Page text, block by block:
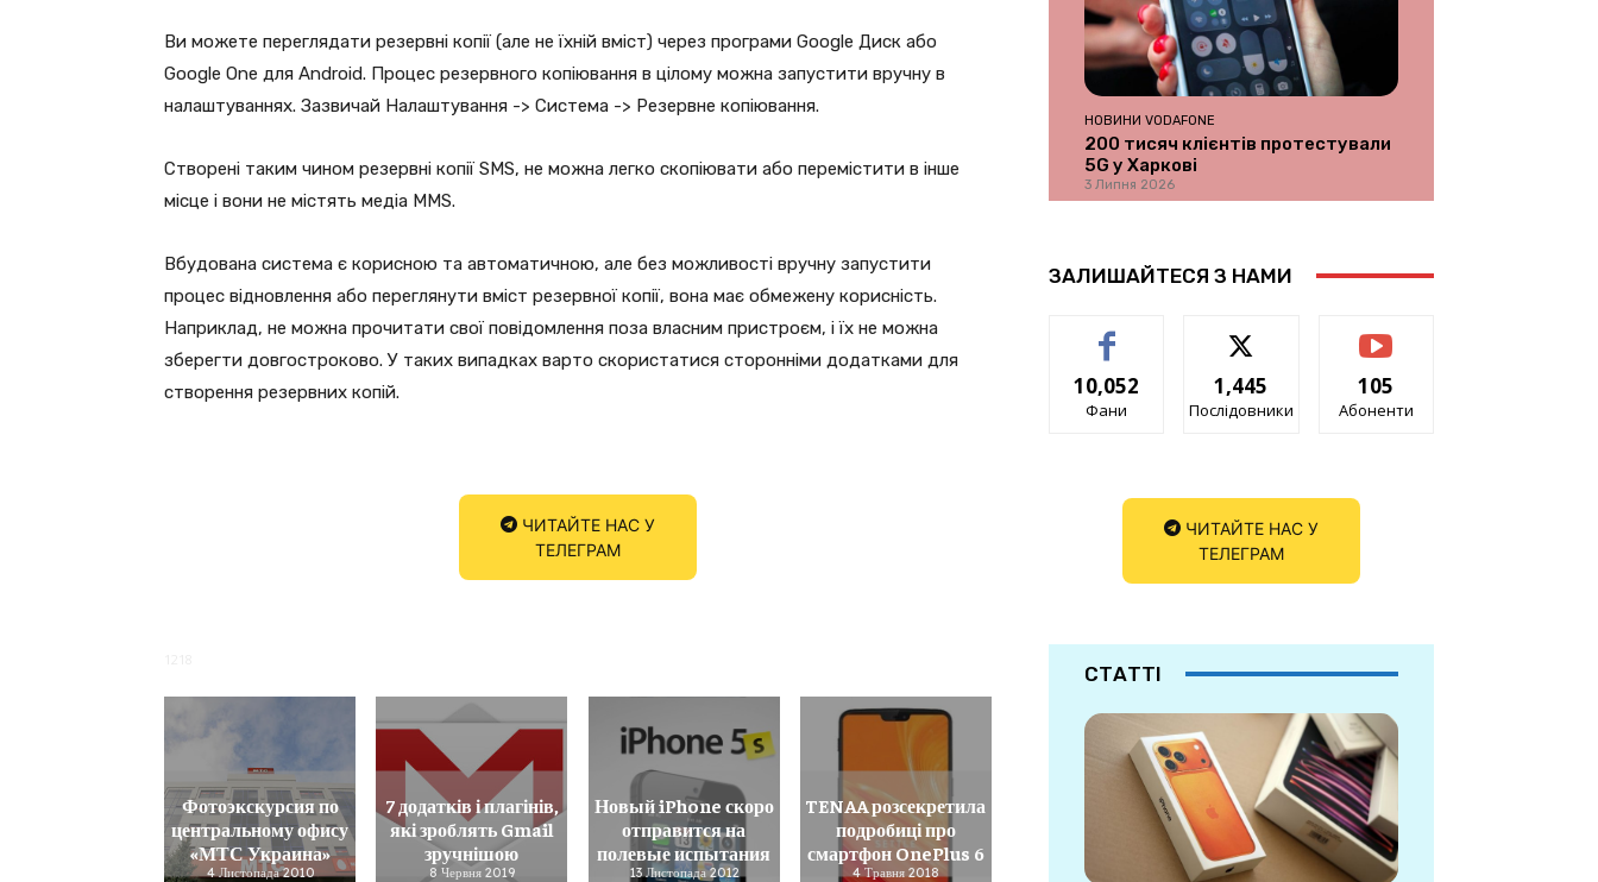
Ви можете переглядати резервні копії (але не їхній вміст) через програми Google Диск або
Google One для Android. Процес резервного копіювання в цілому можна запустити вручну в
налаштуваннях. Зазвичай Налаштування -> Система -> Резервне копіювання.
Створені таким чином резервні копії SMS, не можна легко скопіювати або перемістити в інше
місце і вони не містять медіа MMS.
Вбудована система є корисною та автоматичною, але без можливості вручну запустити
процес відновлення або переглянути вміст резервної копії, вона має обмежену корисність.
Наприклад, не можна прочитати свої повідомлення поза власним пристроєм, і їх не можна
зберегти довгостроково. У таких випадках варто скористатися сторонніми додатками для
створення резервних копій.
ЧИТАЙТЕ НАС У
ТЕЛЕГРАМ
Фотоэкскурсия по
центральному офису
«МТС Украина»
4 Листопада 2010
7 додатків і плагінів,
які зроблять Gmail
зручнішою
8 Червня 2019
Новый iPhone скоро
отправится на
полевые испытания
13 Листопада 2012
TENAA розсекретила
подробиці про
смартфон OnePlus 6
4 Травня 2018
НОВИНИ VODAFONE
200 тисяч клієнтів протестували
5G у Харкові
3 Липня 2026
ЗАЛИШАЙТЕСЯ З НАМИ
10,052
Фани
1,445
Послідовники
105
Абоненти
ЧИТАЙТЕ НАС У
ТЕЛЕГРАМ
СТАТТІ